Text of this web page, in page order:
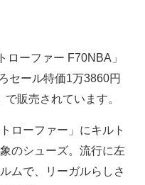
ーファー F70NBA」
セール特価1万3860円
で販売されています。
ローファー」にキルト
のシューズ。流行に左
ムで、リーガルらしさ